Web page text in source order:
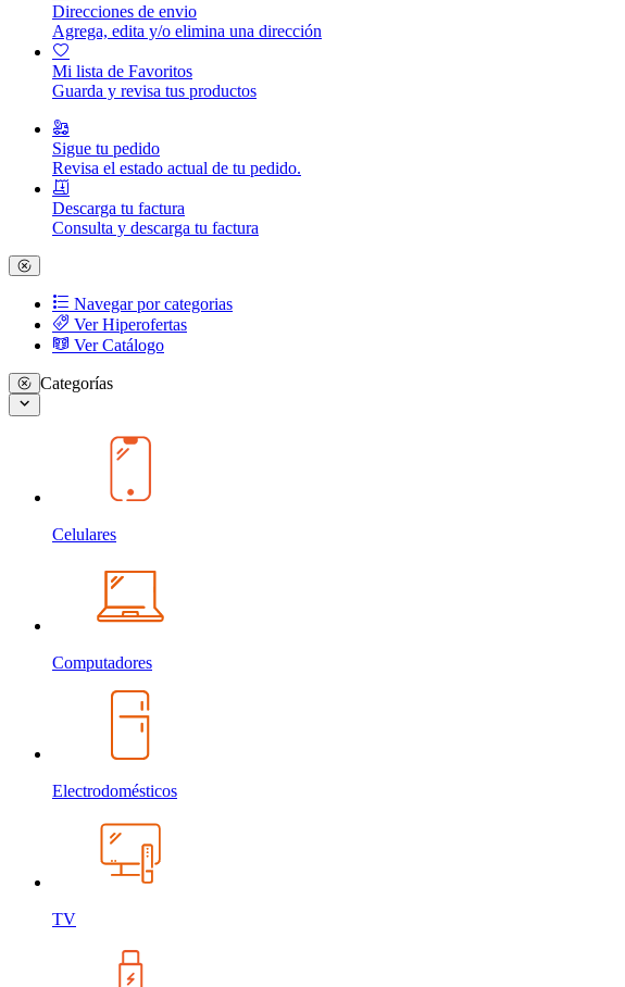
Direcciones de envio
Agrega, edita y/o elimina una dirección
Mi lista de Favoritos
Guarda y revisa tus productos
Sigue tu pedido
Revisa el estado actual de tu pedido.
Descarga tu factura
Consulta y descarga tu factura
Navegar por categorias
Ver Hiperofertas
Ver Catálogo
Categorías
Celulares
Computadores
Electrodomésticos
TV